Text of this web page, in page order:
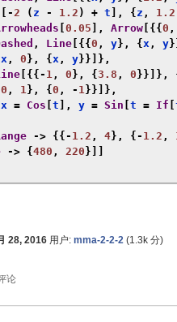
[-2 ( z - 1.2 ) + t ], { z , 1.2
0.05 ], Arrow [{{ 0 ,
, Line [{{ 0 , y}, { x , y
x , 0 }, { x , y}}]},
[{{- 1 , 0 }, { 3.8 , 0 }}]},
0 , 1}, { 0 , - 1}}]},
x = Cos t ], y = Sin t = If
-> {{- 1.2 , 4}, {- 1.2 ,
-> { 480 , 220 }]]
28, 2016 用户: mma-2-2-2 (1.3k 分)